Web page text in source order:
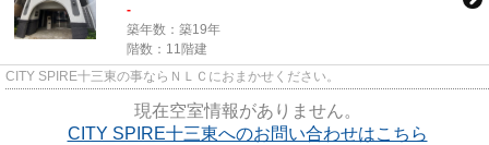
-
築年数：築19年
階数：11階建
CITY SPIRE十三東の事ならＮＬＣにおまかせください。
現在空室情報がありません。
CITY SPIRE十三東へのお問い合わせはこちら